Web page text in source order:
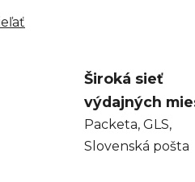
Široká sieť
výdajných
Packeta, GLS,
Slovenská pošta